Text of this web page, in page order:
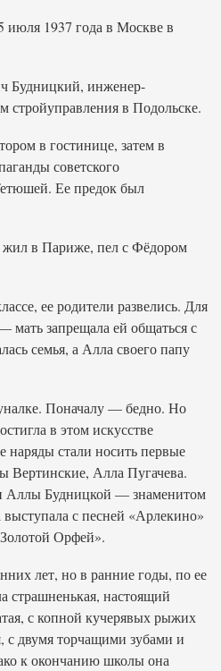
июля 1937 года в Москве в
Будницкий, инженер-
стройуправления в Подольске.
в гостинице, затем в
советского
Ее предок был
в Париже, пел с Фёдором
ее родители развелись. Для
мать запрещала ей общаться с
семья, а Алла своего папу
Поначалу — бедно. Но
в этом искусстве
наряды стали носить первые
Алла Пугачева.
Аллы Будницкой — знаменитом
с песней «Арлекино»
Орфей».
лет, но в ранние годы, по ее
страшненькая, настоящий
с копной кучерявых рыжих
с двумя торчащими зубами и
к окончанию школы она